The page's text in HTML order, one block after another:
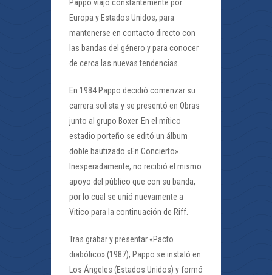
Pappo viajó constantemente por
Europa y Estados Unidos, para
mantenerse en contacto directo con
las bandas del género y para conocer
de cerca las nuevas tendencias.
En 1984 Pappo decidió comenzar su
carrera solista y se presentó en Obras
junto al grupo Boxer. En el mítico
estadio porteño se editó un álbum
doble bautizado «En Concierto».
Inesperadamente, no recibió el mismo
apoyo del público que con su banda,
por lo cual se unió nuevamente a
Vitico para la continuación de Riff.
Tras grabar y presentar «Pacto
diabólico» (1987), Pappo se instaló en
Los Ángeles (Estados Unidos) y formó